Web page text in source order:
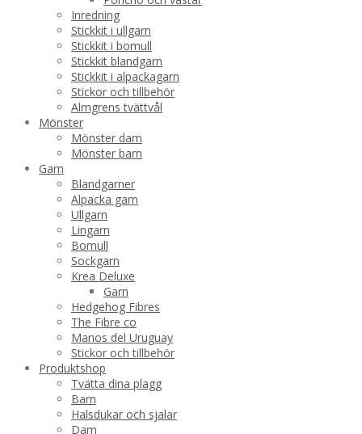
Inredning
Stickkit i ullgarn
Stickkit i bomull
Stickkit blandgarn
Stickkit i alpackagarn
Stickor och tillbehör
Almgrens tvättvål
Mönster
Mönster dam
Mönster barn
Garn
Blandgarner
Alpacka garn
Ullgarn
Lingarn
Bomull
Sockgarn
Krea Deluxe
Garn
Hedgehog Fibres
The Fibre co
Manos del Uruguay
Stickor och tillbehör
Produktshop
Tvätta dina plagg
Barn
Halsdukar och sjalar
Dam